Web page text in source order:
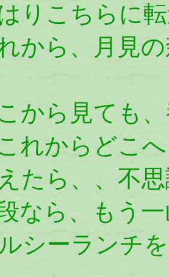
りこちらに
、月見の森
見ても、養
らどこへ？
たら、、不
、もう一山
シーランチ